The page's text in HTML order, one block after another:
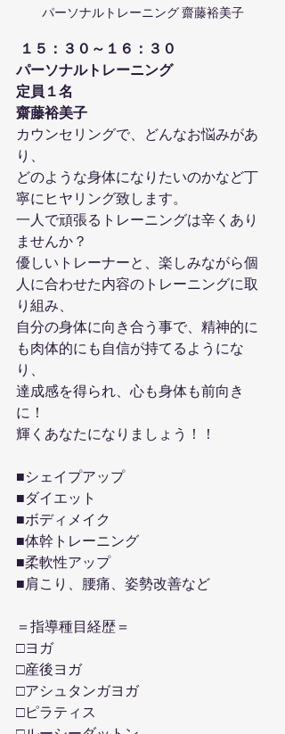
パーソナルトレーニング 齋藤裕美子
１５：３０～１６：３０
パーソナルトレーニング
定員１名
齋藤裕美子
カウンセリングで、どんなお悩みがあ
り、
どのような身体になりたいのかなど丁
寧にヒヤリング致します。
一人で頑張るトレーニングは辛くあり
ませんか？
優しいトレーナーと、楽しみながら個
人に合わせた内容のトレーニングに取
り組み、
自分の身体に向き合う事で、精神的に
も肉体的にも自信が持てるようにな
り、
達成感を得られ、心も身体も前向き
に！
輝くあなたになりましょう！！
■シェイプアップ
■ダイエット
■ボディメイク
■体幹トレーニング
■柔軟性アップ
■肩こり、腰痛、姿勢改善など
＝指導種目経歴＝
□ヨガ
□産後ヨガ
□アシュタンガヨガ
□ピラティス